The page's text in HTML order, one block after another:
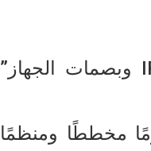
“أن الباحثين فهموا بصمات صندوق بريد المهاجم وعنوان IP وبصمات الجهاز”
مخططًا ومنظمًا